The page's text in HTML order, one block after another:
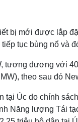
bị mới được lắp
tục bùng nổ và
đương với
theo sau đó
Úc do chính
Năng lượng Tái